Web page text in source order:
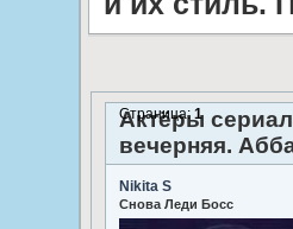
Актёры
вечерняя.
Страница: 1
Nikita S
Снова Леди Босс